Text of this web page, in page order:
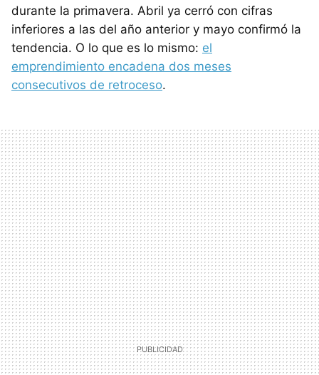
durante la primavera. Abril ya cerró con cifras
inferiores a las del año anterior y mayo confirmó la
tendencia. O lo que es lo mismo: el
emprendimiento encadena dos meses
consecutivos de retroceso.